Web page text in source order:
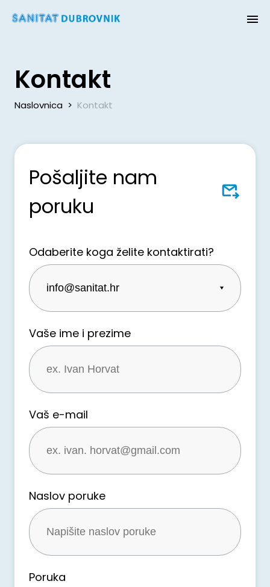
Kontakt
Naslovnica > Kontakt
Pošaljite nam
poruku
Odaberite koga želite kontaktirati?
Vaše ime i prezime
Vaš e-mail
Naslov poruke
Poruka